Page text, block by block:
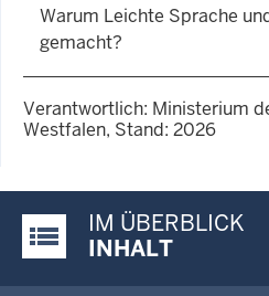
Warum Leichte Sprache
gemacht?
Verantwortlich: Ministerium
Westfalen, Stand: 2026
Justiz-Portal im
IM ÜBERBLICK
INHALT